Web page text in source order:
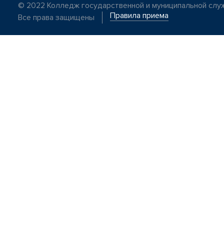
© 2022 Колледж государственной и муниципальной
Все права защищены
Правила приема